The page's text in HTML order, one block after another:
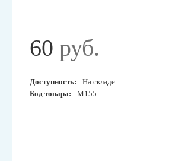
60 руб.
Доступность:
На складе
Код товара:
М155